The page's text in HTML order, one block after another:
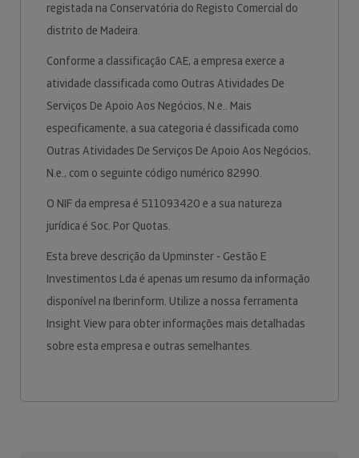
registada na Conservatória do Registo Comercial do
distrito de Madeira.
Conforme a classificação CAE, a empresa exerce a
atividade classificada como Outras Atividades De
Serviços De Apoio Aos Negócios, N.e.. Mais
especificamente, a sua categoria é classificada como
Outras Atividades De Serviços De Apoio Aos Negócios,
N.e., com o seguinte código numérico 82990.
O NIF da empresa é 511093420 e a sua natureza
jurídica é Soc. Por Quotas.
Esta breve descrição da Upminster - Gestão E
Investimentos Lda é apenas um resumo da informação
disponível na Iberinform. Utilize a nossa ferramenta
Insight View para obter informações mais detalhadas
sobre esta empresa e outras semelhantes.